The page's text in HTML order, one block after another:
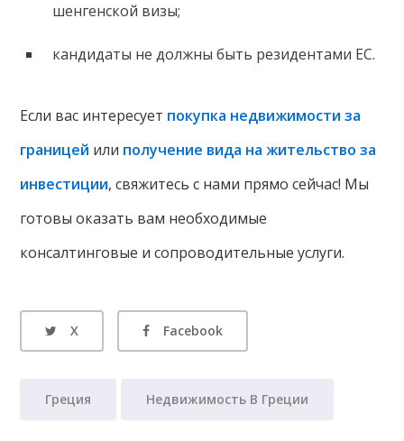
шенгенской визы;
кандидаты не должны быть резидентами ЕС.
Если вас интересует покупка недвижимости за
границей или получение вида на жительство за
инвестиции, свяжитесь с нами прямо сейчас! Мы
готовы оказать вам необходимые
консалтинговые и сопроводительные услуги.
X Facebook
Греция Недвижимость В Греции